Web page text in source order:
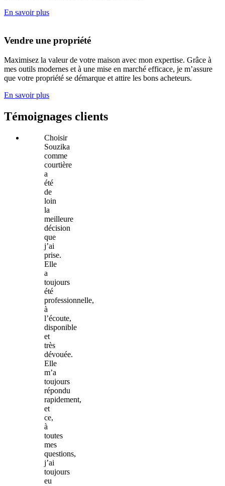
En savoir plus
Vendre une propriété
Maximisez la valeur de votre maison avec mon expertise. Grâce à
mes outils modernes et à une mise en marché efficace, je m’assure
que votre propriété se démarque et attire les bons acheteurs.
En savoir plus
Témoignages clients
Choisir
Souzika
comme
courtière
a
été
de
loin
la
meilleure
décision
que
j’ai
prise.
Elle
a
toujours
été
professionnelle,
à
l’écoute,
disponible
et
très
dévouée.
Elle
m’a
toujours
répondu
rapidement,
et
ce,
à
toutes
mes
questions,
j’ai
toujours
eu